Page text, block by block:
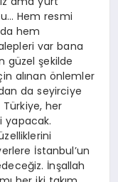
Hem resmi
hem
var bana
güzel şekilde
alınan önlemler
da seyirciye
Türkiye, her
yapacak.
İstanbul’un
İnşallah